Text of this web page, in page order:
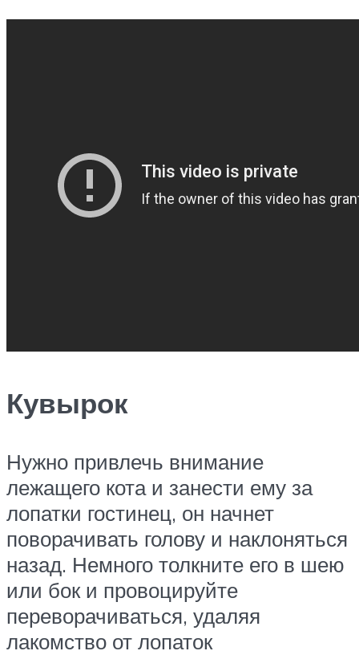
Кувырок
Нужно привлечь внимание
лежащего кота и занести ему за
лопатки гостинец, он начнет
поворачивать голову и наклоняться
назад. Немного толкните его в шею
или бок и провоцируйте
переворачиваться, удаляя
лакомство от лопаток